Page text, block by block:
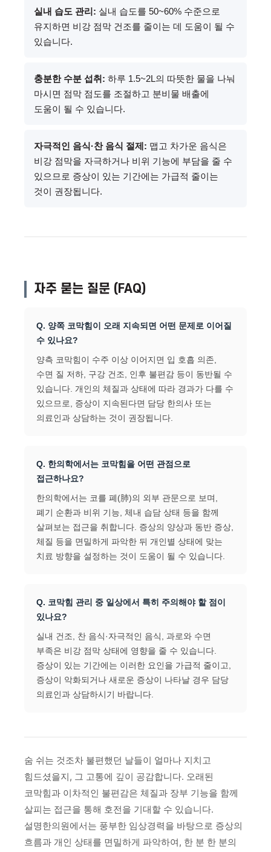
실내 습도 관리: 실내 습도를 50~60% 수준으로
유지하면 비강 점막 건조를 줄이는 데 도움이 될 수
있습니다.
충분한 수분 섭취: 하루 1.5~2L의 따뜻한 물을 나눠
마시면 점막 점도를 조절하고 분비물 배출에
도움이 될 수 있습니다.
자극적인 음식·찬 음식 절제: 맵고 차가운 음식은
비강 점막을 자극하거나 비위 기능에 부담을 줄 수
있으므로 증상이 있는 기간에는 가급적 줄이는
것이 권장됩니다.
자주 묻는 질문 (FAQ)
Q. 양쪽 코막힘이 오래 지속되면 어떤 문제로 이어질
수 있나요?
양측 코막힘이 수주 이상 이어지면 입 호흡 의존,
수면 질 저하, 구강 건조, 인후 불편감 등이 동반될 수
있습니다. 개인의 체질과 상태에 따라 경과가 다를 수
있으므로, 증상이 지속된다면 담당 한의사 또는
의료인과 상담하는 것이 권장됩니다.
Q. 한의학에서는 코막힘을 어떤 관점으로
접근하나요?
한의학에서는 코를 폐(肺)의 외부 관문으로 보며,
폐기 순환과 비위 기능, 체내 습담 상태 등을 함께
살펴보는 접근을 취합니다. 증상의 양상과 동반 증상,
체질 등을 면밀하게 파악한 뒤 개인별 상태에 맞는
치료 방향을 설정하는 것이 도움이 될 수 있습니다.
Q. 코막힘 관리 중 일상에서 특히 주의해야 할 점이
있나요?
실내 건조, 찬 음식·자극적인 음식, 과로와 수면
부족은 비강 점막 상태에 영향을 줄 수 있습니다.
증상이 있는 기간에는 이러한 요인을 가급적 줄이고,
증상이 악화되거나 새로운 증상이 나타날 경우 담당
의료인과 상담하시기 바랍니다.
숨 쉬는 것조차 불편했던 날들이 얼마나 지치고
힘드셨을지, 그 고통에 깊이 공감합니다. 오래된
코막힘과 이차적인 불편감은 체질과 장부 기능을 함께
살피는 접근을 통해 호전을 기대할 수 있습니다.
설명한의원에서는 풍부한 임상경력을 바탕으로 증상의
흐름과 개인 상태를 면밀하게 파악하여, 한 분 한 분의